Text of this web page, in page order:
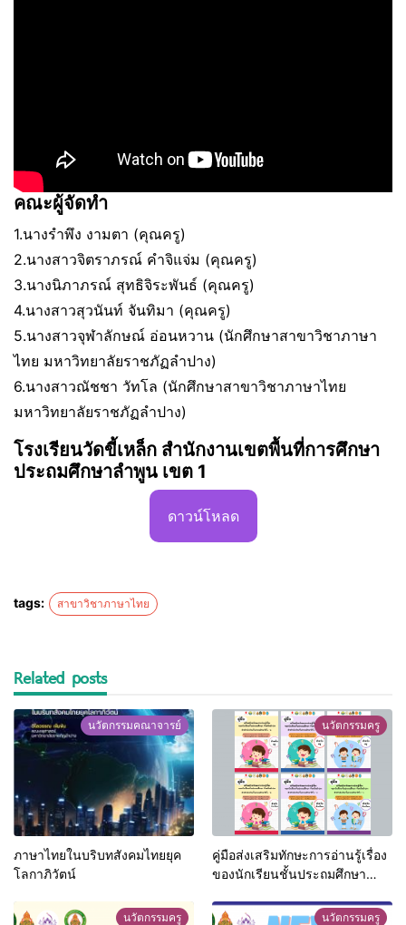
คณะผู้จัดทำ
1.นางรำพึง งามตา (คุณครู)
2.นางสาวจิตราภรณ์ คำจิแจ่ม (คุณครู)
3.นางนิภาภรณ์ สุทธิจิระพันธ์ (คุณครู)
4.นางสาวสุวนันท์ จันทิมา (คุณครู)
5.นางสาวจุฬาลักษณ์ อ่อนหวาน (นักศึกษาสาขาวิชาภาษา
ไทย มหาวิทยาลัยราชภัฏลำปาง)
6.นางสาวณัชชา วัทโล (นักศึกษาสาขาวิชาภาษาไทย
มหาวิทยาลัยราชภัฏลำปาง)
โรงเรียนวัดขี้เหล็ก สำนักงานเขตพื้นที่การศึกษา
ประถมศึกษาลำพูน เขต 1
ดาวน์โหลด
tags: สาขาวิชาภาษาไทย
Related posts
นวัตกรรมคณาจารย์
ภาษาไทยในบริบทสังคมไทยยุค
โลกาภิวัตน์
นวัตกรรมครู
คู่มือส่งเสริมทักษะการอ่านรู้เรื่อง
ของนักเรียนชั้นประถมศึกษา
ศึกษาปีที่ 1-6
นวัตกรรมครู นวัตกรรมครู